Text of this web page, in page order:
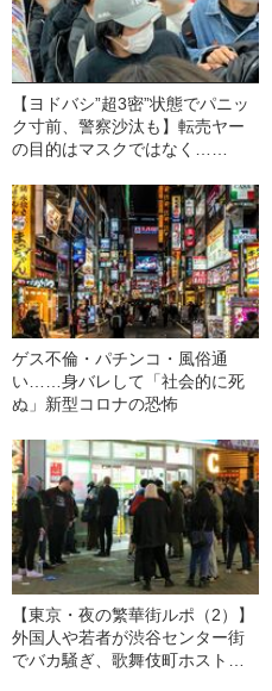
ク寸前、警察沙汰も】転売ヤー
の目的はマスクではなく……
い……身バレして「社会的に死
ぬ」新型コロナの恐怖